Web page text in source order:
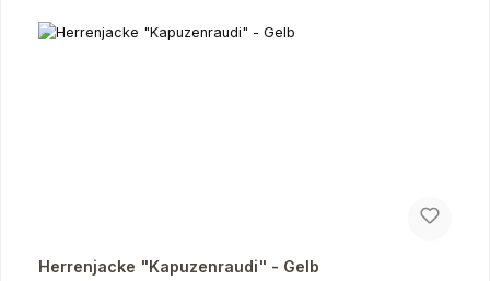
Herrenjacke "Kapuzenraudi" - Gelb